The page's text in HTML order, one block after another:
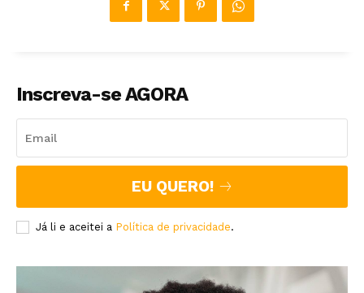
Inscreva-se AGORA
EU QUERO!
Já li e aceitei a Política de privacidade.